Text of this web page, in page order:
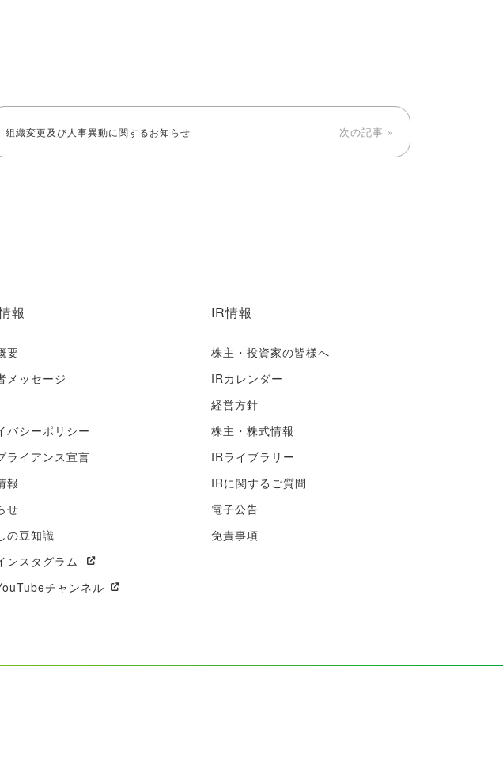
組織変更及び人事異動に関するお知らせ 次の記事 »
報
要
メッセージ
バシーポリシー
ライアンス宣言
報
せ
の豆知識
ンスタグラム
チャンネル
IR情報
株主・投資家の皆様へ
IRカレンダー
経営方針
株主・株式情報
IRライブラリー
IRに関するご質問
電子公告
免責事項